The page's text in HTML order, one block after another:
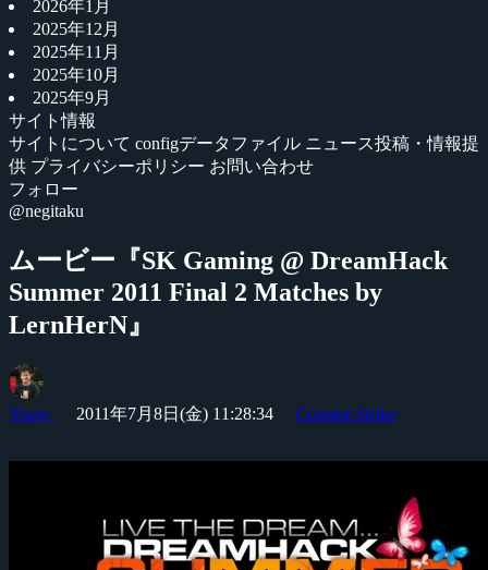
2026年1月
2025年12月
2025年11月
2025年10月
2025年9月
サイト情報
サイトについて configデータファイル ニュース投稿・情報提
供 プライバシーポリシー お問い合わせ
フォロー
@negitaku
ムービー『SK Gaming @ DreamHack
Summer 2011 Final 2 Matches by
LernHerN』
Yossy 2011年7月8日(金) 11:28:34 Counter-Strike